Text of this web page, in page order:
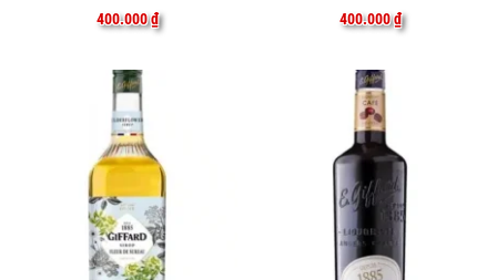
400.000₫ 400.000₫